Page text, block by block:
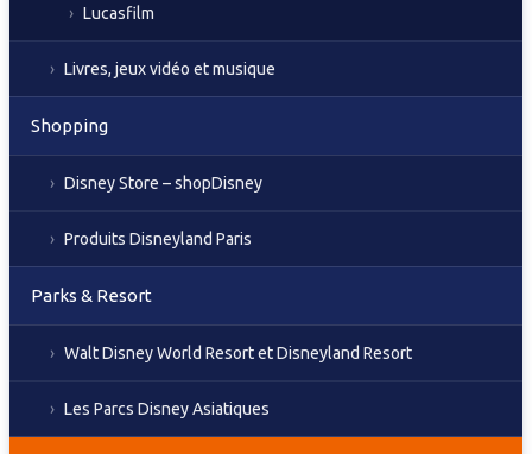
Lucasfilm
Livres, jeux vidéo et musique
Shopping
Disney Store – shopDisney
Produits Disneyland Paris
Parks & Resort
Walt Disney World Resort et Disneyland Resort
Les Parcs Disney Asiatiques